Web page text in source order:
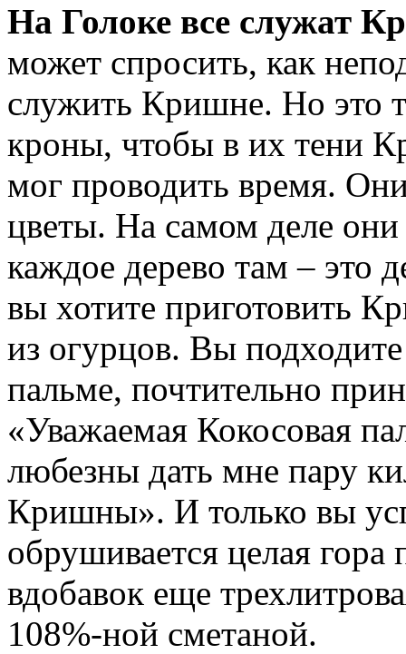
На Голоке все служат
может спросить, как
служить Кришне. Но это
кроны, чтобы в их тени
мог проводить время.
цветы. На самом деле
каждое дерево там – это
вы хотите приготовить
из огурцов. Вы
пальме, почтительно
«Уважаемая Кокосовая
любезны дать мне пару
Кришны». И только вы
обрушивается целая
вдобавок еще
108%-ной сметаной.